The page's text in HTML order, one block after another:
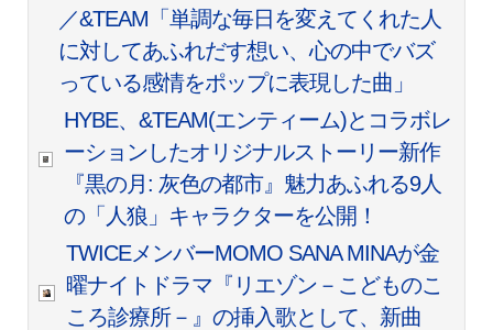
／&TEAM「単調な毎日を変えてくれた人
に対してあふれだす想い、心の中でバズ
っている感情をポップに表現した曲」
HYBE、&TEAM(エンティーム)とコラボレ
ーションしたオリジナルストーリー新作
『黒の月: 灰色の都市』魅力あふれる9人
の「人狼」キャラクターを公開！
TWICEメンバーMOMO SANA MINAが金
曜ナイトドラマ『リエゾン－こどものこ
ころ診療所－』の挿入歌として、新曲